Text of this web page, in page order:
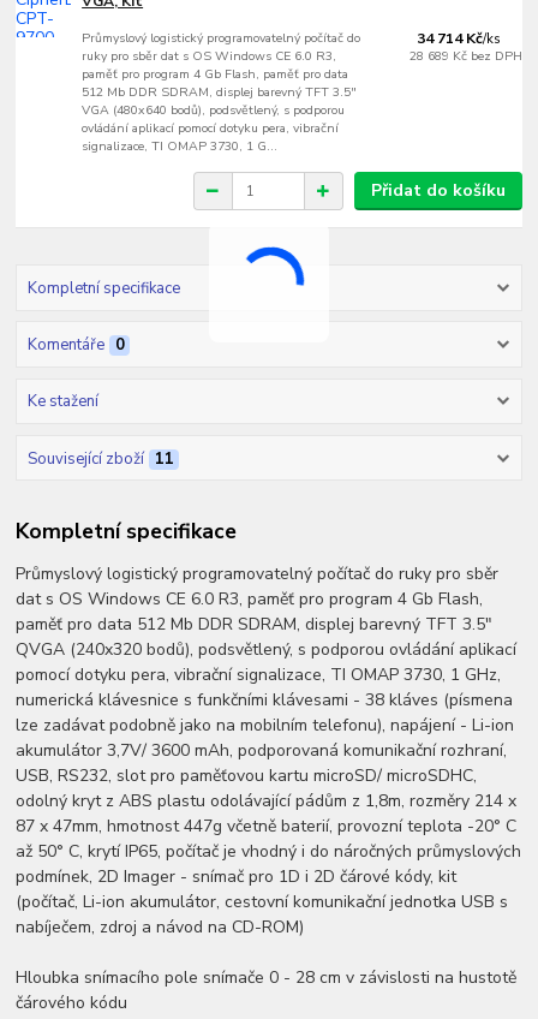
Průmyslový logistický programovatelný počítač do
ruky pro sběr dat s OS Windows CE 6.0 R3,
paměť pro program 4 Gb Flash, paměť pro data
512 Mb DDR SDRAM, displej barevný TFT 3.5"
VGA (480x640 bodů), podsvětlený, s podporou
ovládání aplikací pomocí dotyku pera, vibrační
signalizace, TI OMAP 3730, 1 G...
34 714 Kč/ks
28 689 Kč bez DPH
Přidat do košíku
Kompletní specifikace
Komentáře 0
Ke stažení
Související zboží 11
Kompletní specifikace
Průmyslový logistický programovatelný počítač do ruky pro sběr
dat s OS Windows CE 6.0 R3, paměť pro program 4 Gb Flash,
paměť pro data 512 Mb DDR SDRAM, displej barevný TFT 3.5"
QVGA (240x320 bodů), podsvětlený, s podporou ovládání aplikací
pomocí dotyku pera, vibrační signalizace, TI OMAP 3730, 1 GHz,
numerická klávesnice s funkčními klávesami - 38 kláves (písmena
lze zadávat podobně jako na mobilním telefonu), napájení - Li-ion
akumulátor 3,7V/ 3600 mAh, podporovaná komunikační rozhraní,
USB, RS232, slot pro paměťovou kartu microSD/ microSDHC,
odolný kryt z ABS plastu odolávající pádům z 1,8m, rozměry 214 x
87 x 47mm, hmotnost 447g včetně baterií, provozní teplota -20° C
až 50° C, krytí IP65, počítač je vhodný i do náročných průmyslových
podmínek, 2D Imager - snímač pro 1D i 2D čárové kódy, kit
(počítač, Li-ion akumulátor, cestovní komunikační jednotka USB s
nabíječem, zdroj a návod na CD-ROM)
Hloubka snímacího pole snímače 0 - 28 cm v závislosti na hustotě
čárového kódu